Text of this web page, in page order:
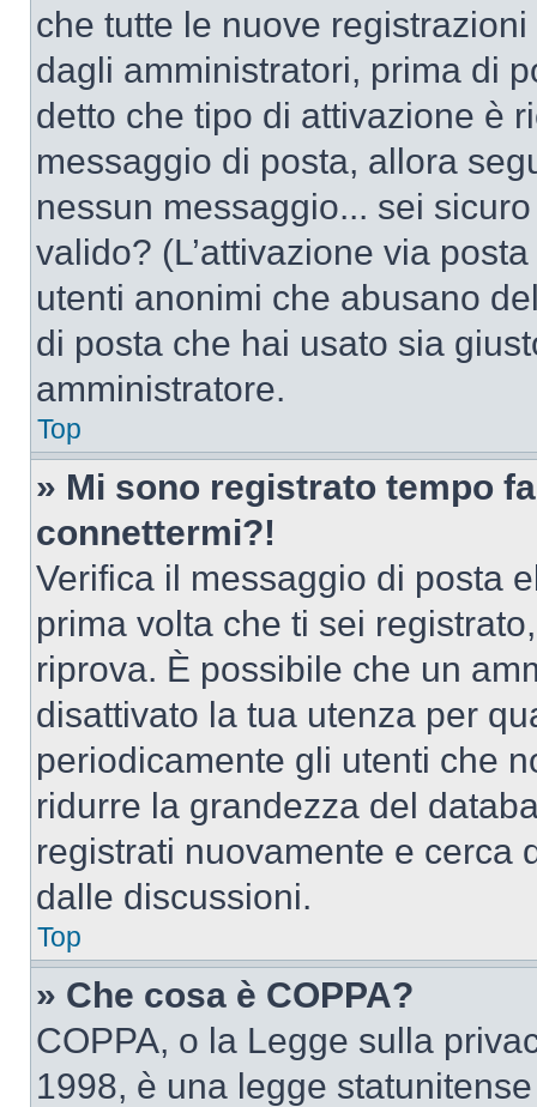
che tutte le nuove
dagli amministratori, prima di
detto che tipo di attivazione è
messaggio di posta, allora
nessun messaggio... sei
valido? (L’attivazione via
utenti anonimi che abusano
di posta che hai usato sia
amministratore.
Top
» Mi sono registrato tempo
connettermi?!
Verifica il messaggio di posta
prima volta che ti sei
riprova. È possibile che un
disattivato la tua utenza per
periodicamente gli utenti che
ridurre la grandezza del
registrati nuovamente e cerca
dalle discussioni.
Top
» Che cosa è COPPA?
COPPA, o la Legge sulla
1998, è una legge